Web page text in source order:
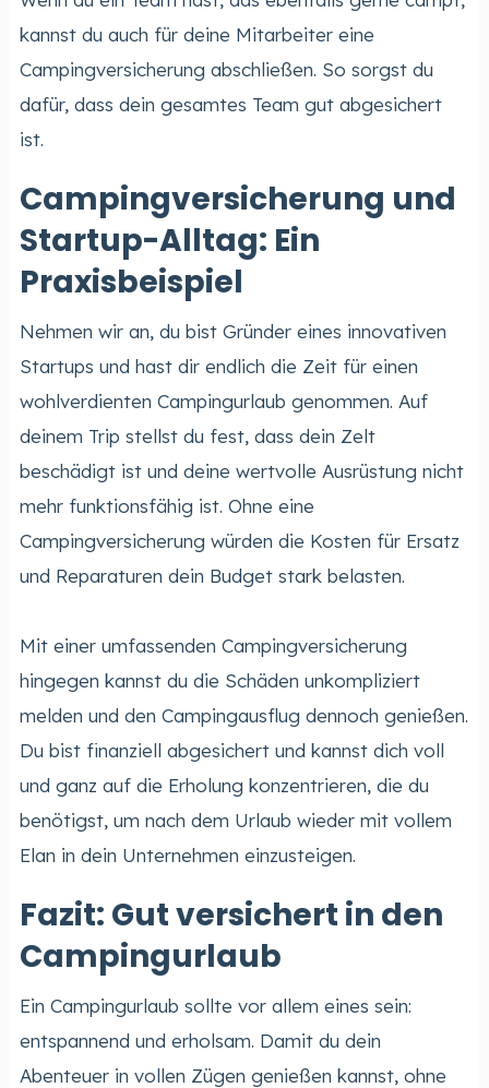
kannst du auch für deine Mitarbeiter eine
Campingversicherung abschließen. So sorgst du
dafür, dass dein gesamtes Team gut abgesichert
ist.
Campingversicherung und
Startup-Alltag: Ein
Praxisbeispiel
Nehmen wir an, du bist Gründer eines innovativen
Startups und hast dir endlich die Zeit für einen
wohlverdienten Campingurlaub genommen. Auf
deinem Trip stellst du fest, dass dein Zelt
beschädigt ist und deine wertvolle Ausrüstung nicht
mehr funktionsfähig ist. Ohne eine
Campingversicherung würden die Kosten für Ersatz
und Reparaturen dein Budget stark belasten.
Mit einer umfassenden Campingversicherung
hingegen kannst du die Schäden unkompliziert
melden und den Campingausflug dennoch genießen.
Du bist finanziell abgesichert und kannst dich voll
und ganz auf die Erholung konzentrieren, die du
benötigst, um nach dem Urlaub wieder mit vollem
Elan in dein Unternehmen einzusteigen.
Fazit: Gut versichert in den
Campingurlaub
Ein Campingurlaub sollte vor allem eines sein:
entspannend und erholsam. Damit du dein
Abenteuer in vollen Zügen genießen kannst, ohne